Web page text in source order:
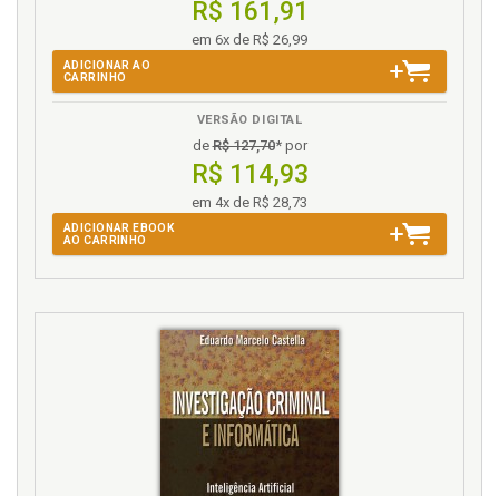
Vestes dos templários e seu significado, p. 59
R$ 161,91
em 6x de R$ 26,99
ADICIONAR AO
CARRINHO
VERSÃO DIGITAL
deR$ 127,70* por
R$ 114,93
em 4x de R$ 28,73
ADICIONAR EBOOK
AO CARRINHO